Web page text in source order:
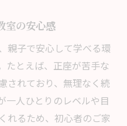
室の安心感
親子で安心して学べる環
たとえば、正座が苦手な
されており、無理なく続
一人ひとりのレベルや目
れるため、初心者のご家